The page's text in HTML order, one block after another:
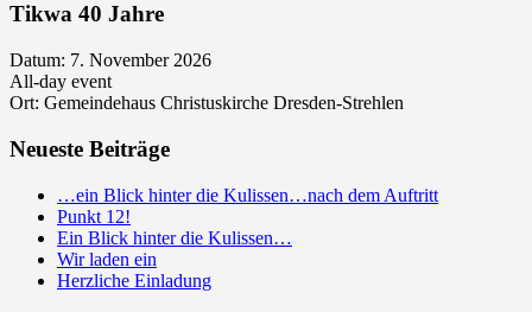
Tikwa 40 Jahre
Datum: 7. November 2026
All-day event
Ort: Gemeindehaus Christuskirche Dresden-Strehlen
Neueste Beiträge
…ein Blick hinter die Kulissen…nach dem Auftritt
Punkt 12!
Ein Blick hinter die Kulissen…
Wir laden ein
Herzliche Einladung